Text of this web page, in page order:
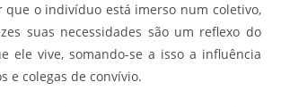
que o indivíduo está imerso num coletivo,
suas necessidades são um reflexo do
ele vive, somando-se a isso a influência
e colegas de convívio.